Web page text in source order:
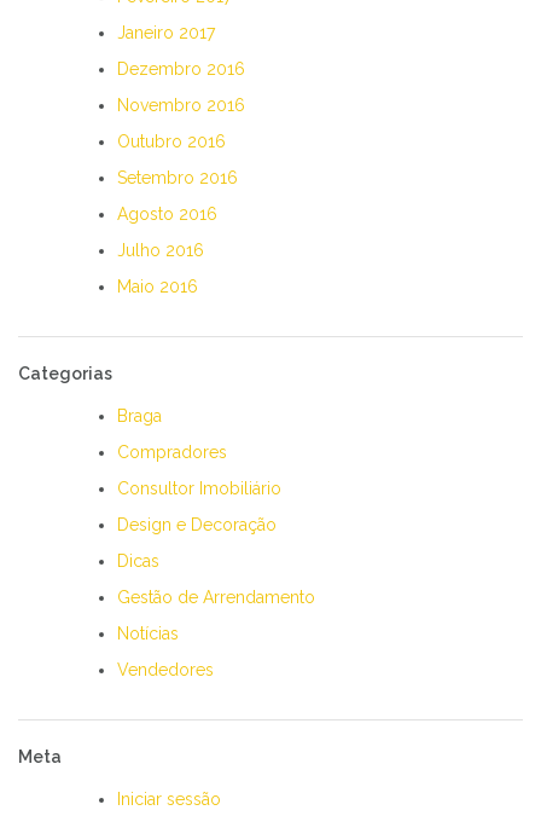
Janeiro 2017
Dezembro 2016
Novembro 2016
Outubro 2016
Setembro 2016
Agosto 2016
Julho 2016
Maio 2016
Categorias
Braga
Compradores
Consultor Imobiliário
Design e Decoração
Dicas
Gestão de Arrendamento
Notícias
Vendedores
Meta
Iniciar sessão